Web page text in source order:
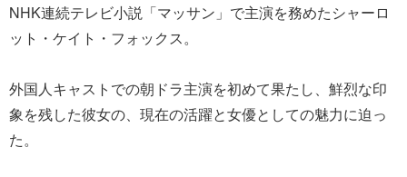
NHK連続テレビ小説「マッサン」で主演を務めたシャーロ
ット・ケイト・フォックス。
外国人キャストでの朝ドラ主演を初めて果たし、鮮烈な印
象を残した彼女の、現在の活躍と女優としての魅力に迫っ
た。